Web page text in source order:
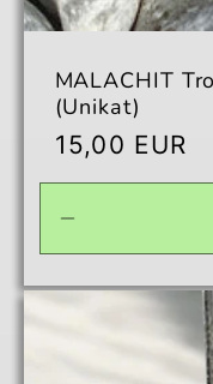
MALACHIT
(Unikat)
Normaler
Preis
15,00 EUR
die
Menge